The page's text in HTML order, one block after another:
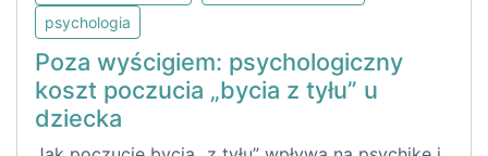
psychologia
Poza wyścigiem: psychologiczny
koszt poczucia „bycia z tyłu” u
dziecka